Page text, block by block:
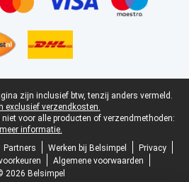
zijn inclusief btw, tenzij anders vermeld.
exclusief verzendkosten.
voor alle producten of verzendmethoden:
meer informatie.
Partners Werken bij Belsimpel
Privacy
Algemene voorwaarden
2026 Belsimpel